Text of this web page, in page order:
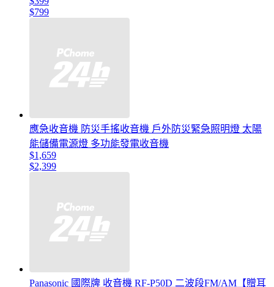
$799
應急收音機 防災手搖收音機 戶外防災緊急照明燈 太陽
能儲備電源燈 多功能發電收音機
$1,659
$2,399
Panasonic 國際牌 收音機 RF-P50D 二波段FM/AM【贈耳